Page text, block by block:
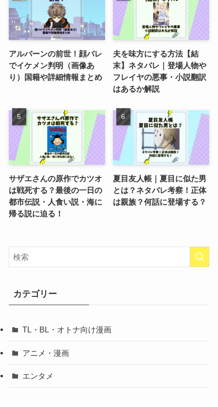
アルバーンの前世！顔バレ
でイケメン判明（画像あ
り）国籍や詳細情報まとめ
夫を味方にする方法【結
末】ネタバレ｜登場人物や
フレイヤの悪事・小説翻訳
はあるか解説
サザエさんの原作でカツオ
は戦死する？最後の一日の
都市伝説・人食い説・海に
帰る説に迫る！
夏目友人帳｜夏目に似た男
とは？ネタバレ考察！正体
は親族？何話に登場する？
カテゴリー
TL・BL・オトナ向け漫画
アニメ・漫画
エンタメ